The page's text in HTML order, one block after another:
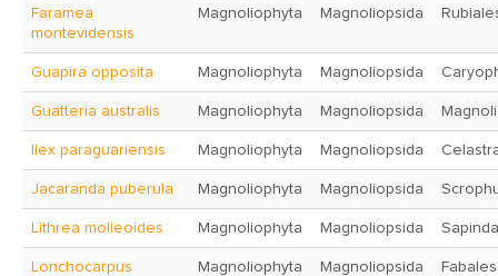
Faramea
montevidensis
Magnoliophyta Magnoliopsida
Guapira opposita Magnoliophyta Magnoliopsida
Guatteria australis Magnoliophyta Magnoliopsida
Ilex paraguariensis Magnoliophyta Magnoliopsida
Jacaranda puberula Magnoliophyta Magnoliopsida
Lithrea molleoides Magnoliophyta Magnoliopsida
Lonchocarpus
Magnoliophyta Magnoliopsida Fabales